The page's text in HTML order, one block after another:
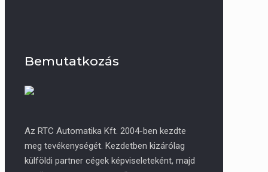
Bemutatkozás
Az RTC Automatika Kft. 2004-ben kezdte
meg tevékenységét. Kezdetben kizárólag
külföldi partner cégek képviseleteként, majd